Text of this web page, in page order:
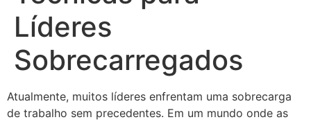
Líderes
Sobrecarregados
Atualmente, muitos líderes enfrentam uma sobrecarga
de trabalho sem precedentes. Em um mundo onde as